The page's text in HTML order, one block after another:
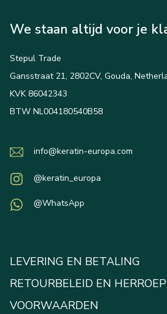
We staan altijd voor je
Stepul Trade
Gansstraat 21, 2802CV, Gouda,
KVK 86042343
BTW NL004180540B58
info@keratin-europa.com
@keratin_europa
@WhatsApp
LEVERING EN BETALING
RETOURBELEID EN
VOORWAARDEN